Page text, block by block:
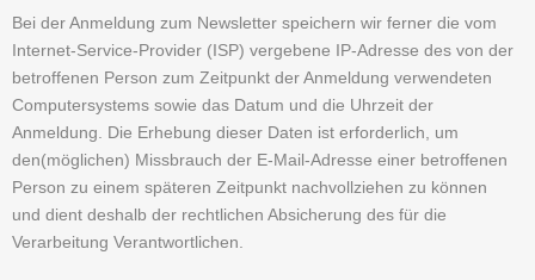
Bei der Anmeldung zum Newsletter speichern wir ferner die vom
Internet-Service-Provider (ISP) vergebene IP-Adresse des von der
betroffenen Person zum Zeitpunkt der Anmeldung verwendeten
Computersystems sowie das Datum und die Uhrzeit der
Anmeldung. Die Erhebung dieser Daten ist erforderlich, um
den(möglichen) Missbrauch der E-Mail-Adresse einer betroffenen
Person zu einem späteren Zeitpunkt nachvollziehen zu können
und dient deshalb der rechtlichen Absicherung des für die
Verarbeitung Verantwortlichen.